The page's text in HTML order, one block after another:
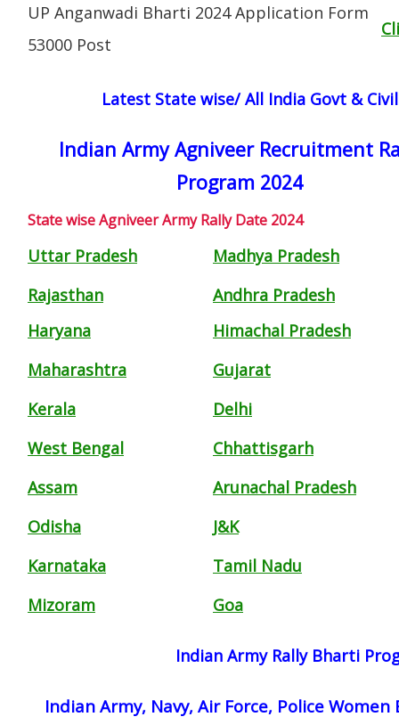
UP Anganwadi Bharti 2024 Application Form
53000 Post
Latest State wise/ All India Govt &
Indian Army Agniveer Recruitment
Program 2024
State wise Agniveer Army Rally Date 2024
Uttar Pradesh
Madhya Pradesh
Rajasthan
Andhra Pradesh
Haryana
Himachal Pradesh
Maharashtra
Gujarat
Kerala
Delhi
West Bengal
Chhattisgarh
Assam
Arunachal Pradesh
Odisha
J&K
Karnataka
Tamil Nadu
Mizoram
Goa
Indian Army Rally Bharti
Indian Army, Navy, Air Force, Police Women